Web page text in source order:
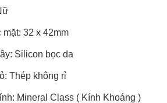
32 x 42mm
Silicon bọc da
Thép không rỉ
Mineral Class ( Kính Khoáng )